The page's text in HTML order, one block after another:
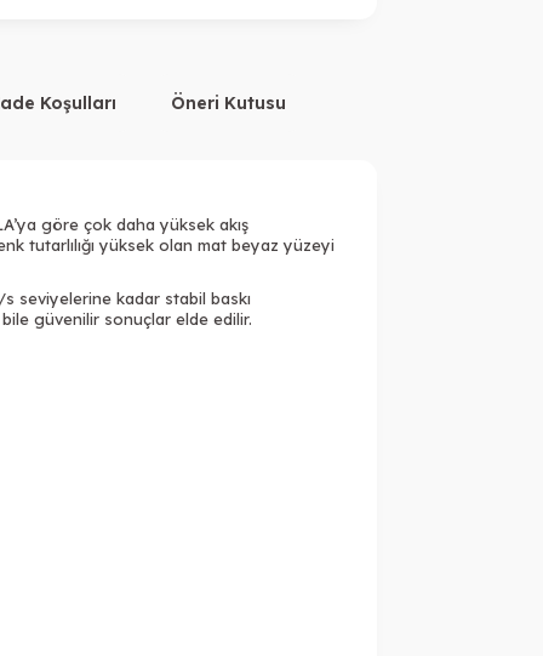
Koşulları Öneri Kutusu
göre çok daha yüksek akış
tutarlılığı yüksek olan mat beyaz yüzeyi
seviyelerine kadar stabil baskı
güvenilir sonuçlar elde edilir.